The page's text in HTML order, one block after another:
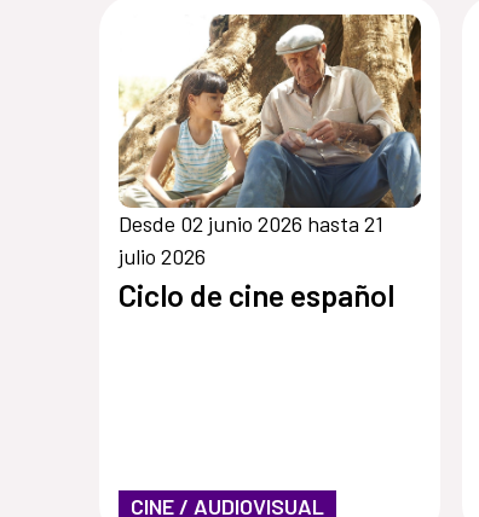
Desde 02 junio 2026 hasta 21
julio 2026
Ciclo de cine español
CINE / AUDIOVISUAL